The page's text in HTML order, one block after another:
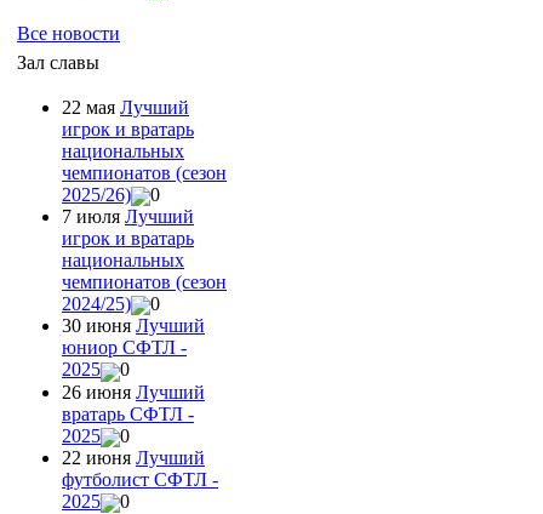
Все новости
Зал славы
22 мая Лучший
игрок и вратарь
национальных
чемпионатов (сезон
2025/26)
0
7 июля Лучший
игрок и вратарь
национальных
чемпионатов (сезон
2024/25)
0
30 июня Лучший
юниор СФТЛ -
2025
0
26 июня Лучший
вратарь СФТЛ -
2025
0
22 июня Лучший
футболист СФТЛ -
2025
0